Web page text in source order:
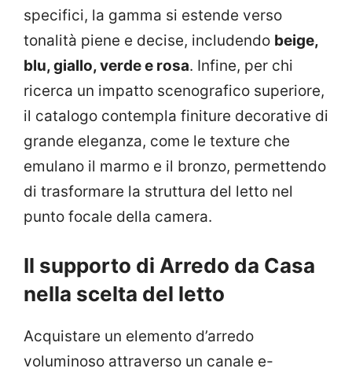
specifici, la gamma si estende verso
tonalità piene e decise, includendo beige,
blu, giallo, verde e rosa. Infine, per chi
ricerca un impatto scenografico superiore,
il catalogo contempla finiture decorative di
grande eleganza, come le texture che
emulano il marmo e il bronzo, permettendo
di trasformare la struttura del letto nel
punto focale della camera.
Il supporto di Arredo da Casa
nella scelta del letto
Acquistare un elemento d’arredo
voluminoso attraverso un canale e-